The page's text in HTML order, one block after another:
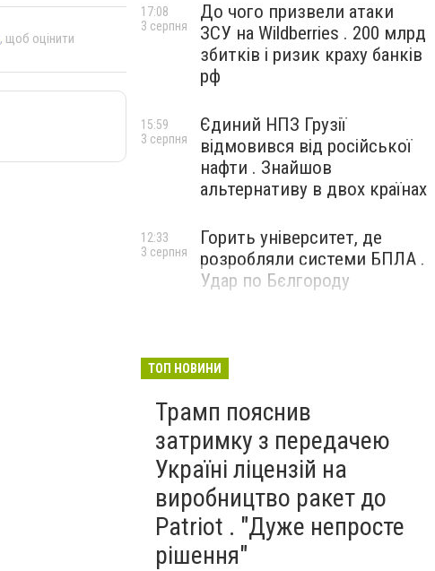
, щоб оцінити
До чого призвели атаки
ЗСУ на Wildberries . 200 млрд
збитків і ризик краху банків
рф
17:08
3 серпня
Єдиний НПЗ Грузії
відмовився від російської
нафти . Знайшов
альтернативу в двох країнах
15:59
3 серпня
Горить університет, де
розробляли системи БПЛА .
Удар по Бєлгороду
12:33
3 серпня
ТОП НОВИНИ
Трамп пояснив
затримку з передачею
Україні ліцензій на
виробництво ракет до
Patriot . "Дуже непросте
рішення"